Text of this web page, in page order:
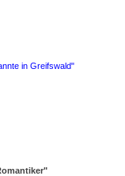
in Greifswald"